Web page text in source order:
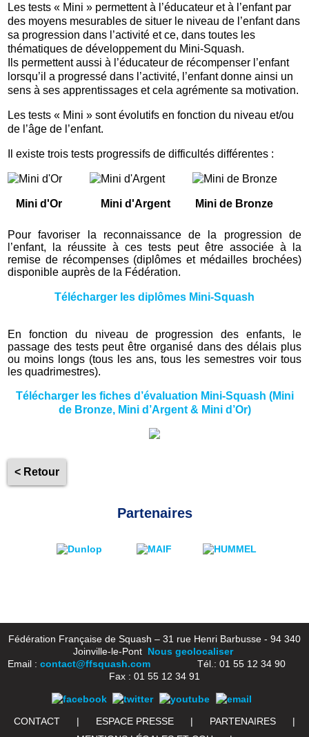
Les tests « Mini » permettent à l’éducateur et à l’enfant par
des moyens mesurables de situer le niveau de l’enfant dans
sa progression dans l’activité et ce, dans toutes les
thématiques de développement du Mini-Squash.
Ils permettent aussi à l’éducateur de récompenser l’enfant
lorsqu’il a progressé dans l’activité, l’enfant donne ainsi un
sens à ses apprentissages et cela agrémente sa motivation.
Les tests « Mini » sont évolutifs en fonction du niveau et/ou
de l’âge de l’enfant.
Il existe trois tests progressifs de difficultés différentes :
Mini d'Or Mini d'Argent Mini de Bronze
Pour favoriser la reconnaissance de la progression de
l’enfant, la réussite à ces tests peut être associée à la
remise de récompenses (diplômes et médailles brochées)
disponible auprès de la Fédération.
Télécharger les diplômes Mini-Squash
En fonction du niveau de progression des enfants, le
passage des tests peut être organisé dans des délais plus
ou moins longs (tous les ans, tous les semestres voir tous
les quadrimestres).
Télécharger les fiches d’évaluation Mini-Squash (Mini
de Bronze, Mini d’Argent & Mini d’Or)
< Retour
Partenaires
Fédération Française de Squash – 31 rue Henri Barbusse - 94 340
Joinville-le-Pont Nous geolocaliser
Email : contact@ffsquash.comTél.: 01 55 12 34 90
Fax : 01 55 12 34 91
CONTACT | ESPACE PRESSE | PARTENAIRES
|